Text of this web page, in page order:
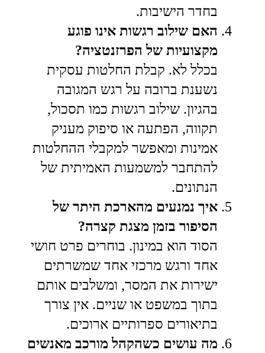
בחדר הישיבות.
האם שילוב רגשות אינו פוגע
מקצועיות של הפרזנטציה?
בכלל לא. קבלת החלטות עסקית
נשענת ברובה על רגש המגובה
בהגיון. שילוב רגשות כמו תסכול,
תקווה, הפתעה או סיפוק מעניק
אמינות ומאפשר למקבלי ההחלטות
להתחבר למשמעות האמיתית של
הנתונים.
איך נמנעים מהארכת היתר של
הסיפור בזמן מצגת קצרה?
הסוד הוא במינון. בוחרים פרט חושי
אחד ורגש מרכזי אחד שמשרתים
ישירות את המסר, ומשלבים אותם
בתוך במשפט או שניים. אין צורך
בתיאורים ספרותיים ארוכים.
מה עושים כשהקהל מורכב מאנשים